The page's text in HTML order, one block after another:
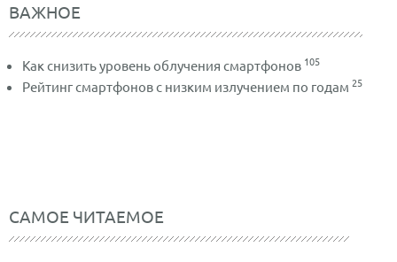
ВАЖНОЕ
Как снизить уровень облучения смартфонов 105
Рейтинг смартфонов с низким излучением по годам 25
САМОЕ ЧИТАЕМОЕ